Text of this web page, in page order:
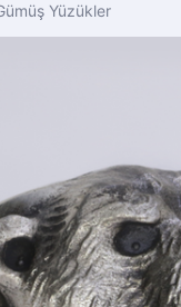
Yüzükler